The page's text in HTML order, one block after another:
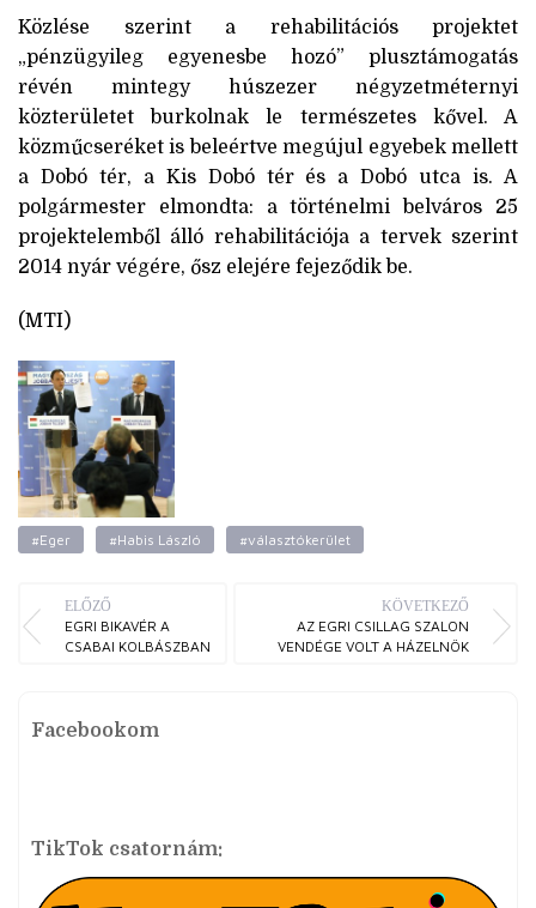
Közlése szerint a rehabilitációs projektet
„pénzügyileg egyenesbe hozó” plusztámogatás
révén mintegy húszezer négyzetméternyi
közterületet burkolnak le természetes kővel. A
közműcseréket is beleértve megújul egyebek mellett
a Dobó tér, a Kis Dobó tér és a Dobó utca is. A
polgármester elmondta: a történelmi belváros 25
projektelemből álló rehabilitációja a tervek szerint
2014 nyár végére, ősz elejére fejeződik be.
(MTI)
#Eger #Habis László #választókerület
ELŐZŐ
EGRI BIKAVÉR A
CSABAI KOLBÁSZBAN
KÖVETKEZŐ
AZ EGRI CSILLAG SZALON
VENDÉGE VOLT A HÁZELNÖK
Facebookom
TikTok csatornám: